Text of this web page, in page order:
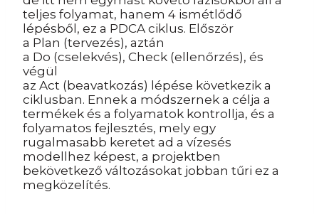
teljes folyamat, hanem 4 ismétlődő
lépésből, ez a PDCA ciklus. Először
a Plan (tervezés), aztán
a Do (cselekvés), Check (ellenőrzés), és
végül
az Act (beavatkozás) lépése következik a
ciklusban. Ennek a módszernek a célja a
termékek és a folyamatok kontrollja, és a
folyamatos fejlesztés, mely egy
rugalmasabb keretet ad a vízesés
modellhez képest, a projektben
bekövetkező változásokat jobban tűri ez a
megközelítés.